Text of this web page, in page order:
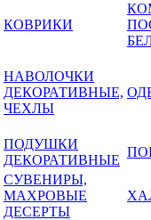
КОВРИКИ
НАВОЛОЧКИ
ДЕКОРАТИВНЫЕ,
ЧЕХЛЫ
ПОДУШКИ
ДЕКОРАТИВНЫЕ
СУВЕНИРЫ,
МАХРОВЫЕ
ДЕСЕРТЫ